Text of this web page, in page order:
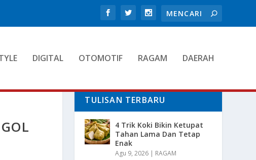
DIGITAL OTOMOTIF RAGAM DAERAH
TULISAN TERBARU
4 Trik Koki Bikin Ketupat
Tahan Lama Dan Tetap
Enak
Agu 9, 2026 | RAGAM